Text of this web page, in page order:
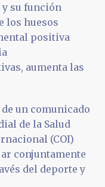
su función
los huesos
positiva
aumenta las
un comunicado
de la Salud
(COI)
conjuntamente
del deporte y